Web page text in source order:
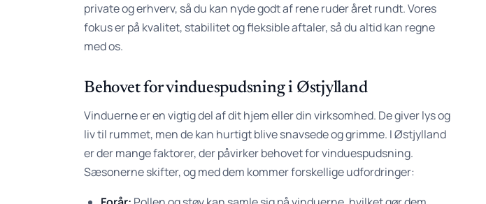
private og erhverv, så du kan nyde godt af rene ruder året rundt. Vores
fokus er på kvalitet, stabilitet og fleksible aftaler, så du altid kan regne
med os.
Behovet for vinduespudsning i Østjylland
Vinduerne er en vigtig del af dit hjem eller din virksomhed. De giver lys og
liv til rummet, men de kan hurtigt blive snavsede og grimme. I Østjylland
er der mange faktorer, der påvirker behovet for vinduespudsning.
Sæsonerne skifter, og med dem kommer forskellige udfordringer: